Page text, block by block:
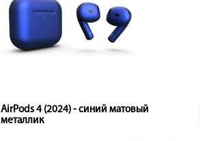
AirPods 4 (2024) - синий матовый
металлик